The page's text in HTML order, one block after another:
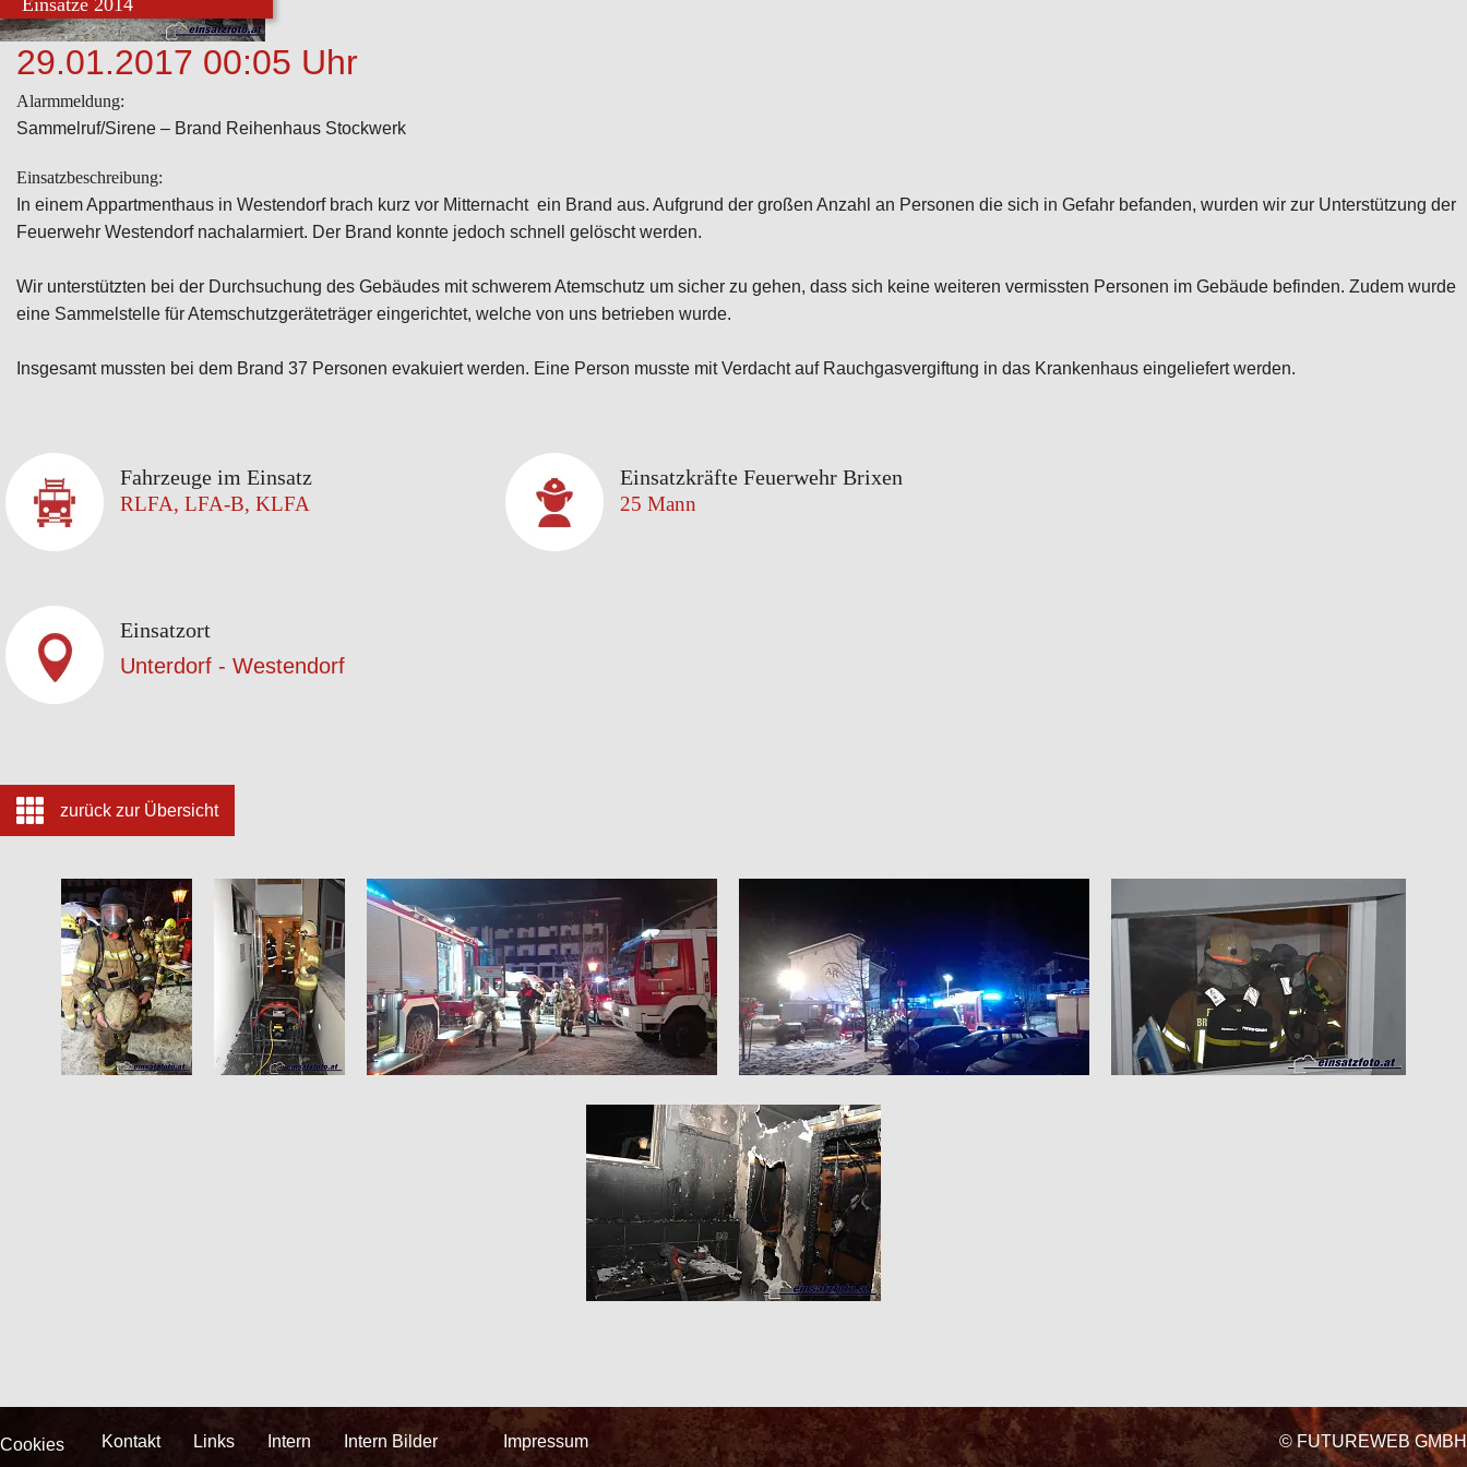
Einsätze 2014
29.01.2017 00:05 Uhr
Alarmmeldung:
Sammelruf/Sirene – Brand Reihenhaus Stockwerk
Einsatzbeschreibung:
In einem Appartmenthaus in Westendorf brach kurz vor Mitternacht ein Brand aus. Aufgrund der großen Anzahl an Personen die sich in Gefahr befanden, wurden wir zur Unterstützung der
Feuerwehr Westendorf nachalarmiert. Der Brand konnte jedoch schnell gelöscht werden.
Wir unterstützten bei der Durchsuchung des Gebäudes mit schwerem Atemschutz um sicher zu gehen, dass sich keine weiteren vermissten Personen im Gebäude befinden. Zudem wurde
eine Sammelstelle für Atemschutzgeräteträger eingerichtet, welche von uns betrieben wurde.
Insgesamt mussten bei dem Brand 37 Personen evakuiert werden. Eine Person musste mit Verdacht auf Rauchgasvergiftung in das Krankenhaus eingeliefert werden.
Fahrzeuge im Einsatz
RLFA, LFA-B, KLFA
Einsatzkräfte Feuerwehr Brixen
25 Mann
Einsatzort
Unterdorf - Westendorf
zurück zur Übersicht
Cookies Kontakt Links Intern Intern Bilder Impressum ©FUTUREWEB GMBH